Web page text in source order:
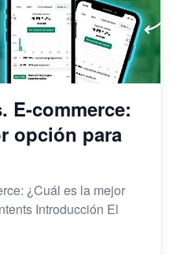
E-commerce:
opción para
¿Cuál es la mejor
Introducción El